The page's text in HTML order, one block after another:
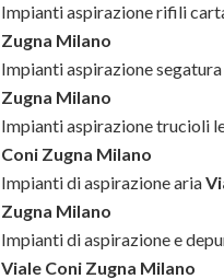
Impianti aspirazione rifili
Zugna Milano
Impianti aspirazione segatura
Zugna Milano
Impianti aspirazione trucioli
Coni Zugna Milano
Impianti di aspirazione aria
Zugna Milano
Impianti di aspirazione e
Viale Coni Zugna Milano